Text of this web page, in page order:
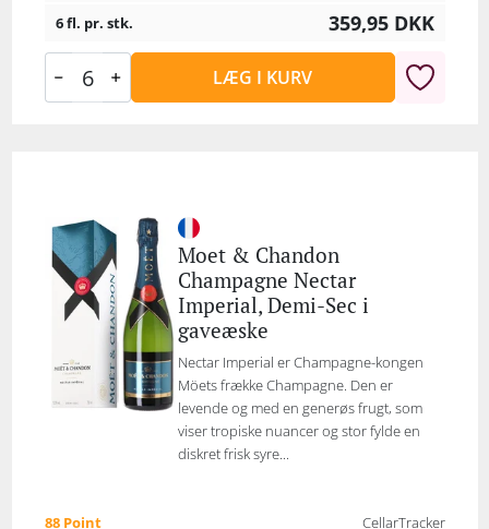
6 fl. pr. stk. 359,95 DKK
LÆG I KURV
Moet & Chandon
Champagne Nectar
Imperial, Demi-Sec i
gaveæske
Nectar Imperial er Champagne-kongen
Möets frække Champagne. Den er
levende og med en generøs frugt, som
viser tropiske nuancer og stor fylde en
diskret frisk syre...
88 Point
CellarTracker